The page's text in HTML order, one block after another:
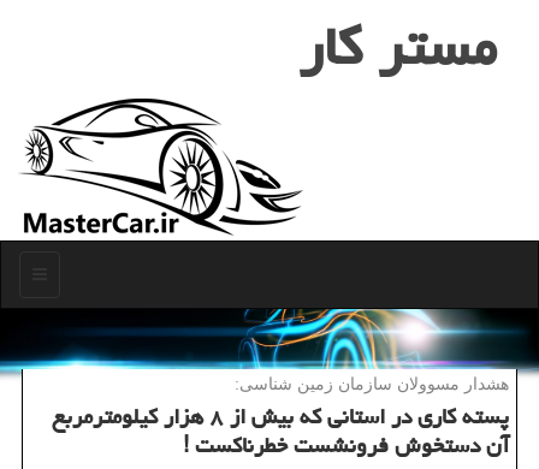
مستر كار
هشدار مسوولان سازمان زمین شناسی:
پسته كاری در استانی كه بیش از ۸ هزار كیلومترمربع
آن دستخوش فرونشست خطرناكست !